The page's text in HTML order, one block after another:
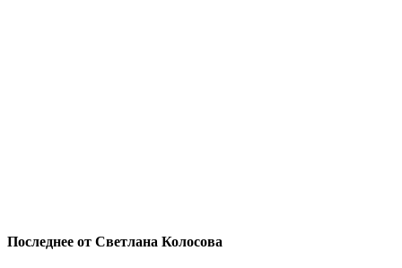
Последнее от Светлана Колосова